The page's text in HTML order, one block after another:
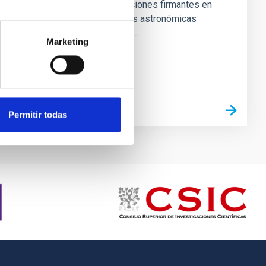
Marketing
Permitir todas
actividades de las instituciones firmantes en
materia de infraestructuras astronómicas
terrestres y de espacio al...